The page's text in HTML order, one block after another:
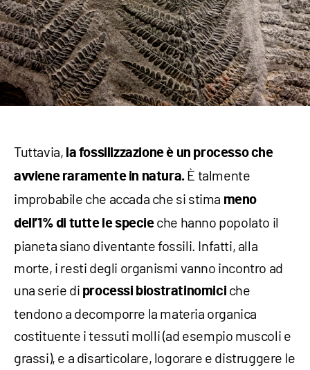
Tuttavia, la fossilizzazione è un processo che
avviene raramente in natura. È talmente
improbabile che accada che si stima meno
dell’1% di tutte le specieche hanno popolato il
pianeta siano diventante fossili. Infatti, alla
morte, i resti degli organismi vanno incontro ad
una serie di processi biostratinomici che
tendono a decomporre la materia organica
costituente i tessuti molli (ad esempio muscoli e
grassi), e a disarticolare, logorare e distruggere le